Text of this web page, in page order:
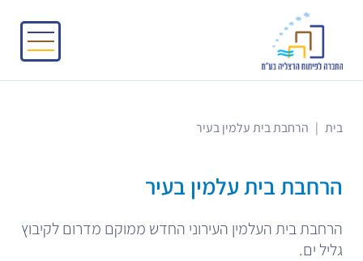
בית | הרחבת בית עלמין בעיר
הרחבת בית עלמין בעיר
הרחבת בית העלמין העירוני החדש ממוקם מדרום לקיבוץ
גליל ים.